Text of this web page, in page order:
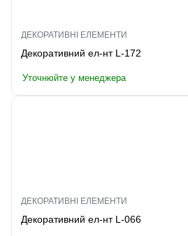
ДЕКОРАТИВНІ ЕЛЕМЕНТИ
Декоративний ел-нт L-172
Уточнюйте у менеджера
ДЕКОРАТИВНІ ЕЛЕМЕНТИ
Декоративний ел-нт L-066